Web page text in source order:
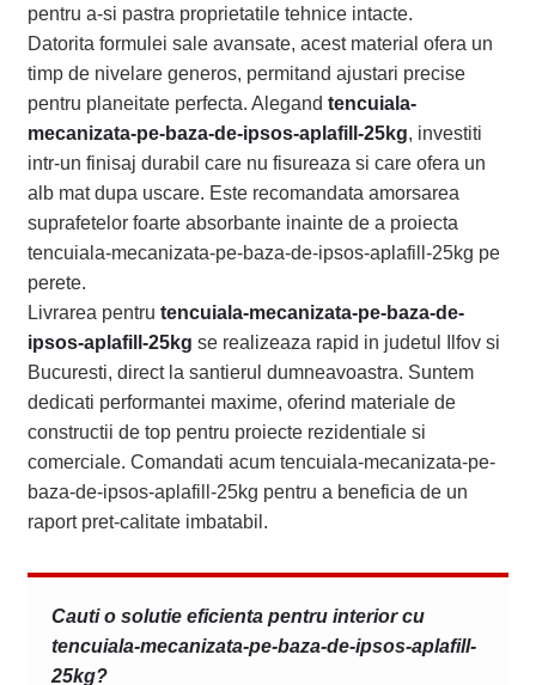
pentru a-si pastra proprietatile tehnice intacte.
Datorita formulei sale avansate, acest material ofera un
timp de nivelare generos, permitand ajustari precise
pentru planeitate perfecta. Alegand tencuiala-
mecanizata-pe-baza-de-ipsos-aplafill-25kg, investiti
intr-un finisaj durabil care nu fisureaza si care ofera un
alb mat dupa uscare. Este recomandata amorsarea
suprafetelor foarte absorbante inainte de a proiecta
tencuiala-mecanizata-pe-baza-de-ipsos-aplafill-25kg pe
perete.
Livrarea pentru tencuiala-mecanizata-pe-baza-de-
ipsos-aplafill-25kg se realizeaza rapid in judetul Ilfov si
Bucuresti, direct la santierul dumneavoastra. Suntem
dedicati performantei maxime, oferind materiale de
constructii de top pentru proiecte rezidentiale si
comerciale. Comandati acum tencuiala-mecanizata-pe-
baza-de-ipsos-aplafill-25kg pentru a beneficia de un
raport pret-calitate imbatabil.
Cauti o solutie eficienta pentru interior cu
tencuiala-mecanizata-pe-baza-de-ipsos-aplafill-
25kg?